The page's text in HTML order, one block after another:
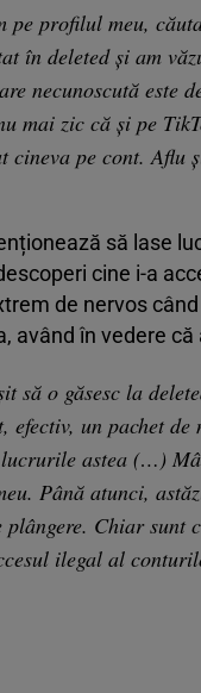
pe profilul meu,
în deleted și am
necunoscută este
mai zic că și pe
pe cont. Aflu
să lase
cine i-a
de nervos
având în vedere
să o găsesc la
efectiv, un pachet
astea (…)
Până atunci,
plângere. Chiar
ilegal al